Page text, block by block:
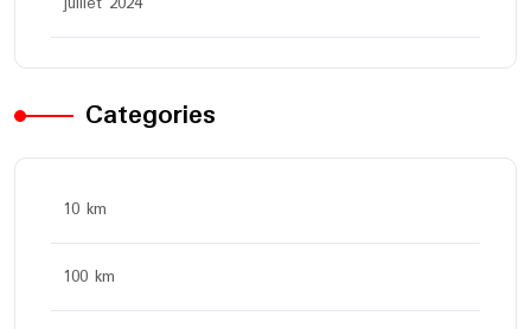
Categories
10 km
100 km